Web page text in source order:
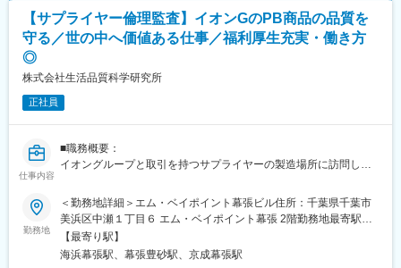
■当社の将来ビジョン
目指すのは2028年3月期にグループ売上高500億、営業利益50億
の出店を予定しています。
岐にわたります。家庭内や事業所において日常的に発生している
ごみをいかに減らしていくか、効率的に分別するにはどうしたら
よいかという問題。家庭や事業所から発生したごみをどのように
った問題。地球規模では、温暖化問題にもごみ処理は大きく影響
術力により、問題解決の支援をしていきたいと考えています。市
民の方々、廃棄物処理・処分・管理等に係る担当者の方々、研究
当社の強みです。
変更の範囲：会社の定める業務
【サプライヤー倫理監査】イオンGのPB商品の品質を
守る／世の中へ価値ある仕事／福利厚生充実・働き方
◎
株式会社生活品質科学研究所
正社員
仕事内容
■職務概要：
イオングループと取引を持つサプライヤーの製造場所に訪問し、
■職務詳細：※外出、出張が多くなります。（月１５日程度）
・労務管理・職場環境などの取組み調査、具体的には、イオング
ループ独自の「イオンサプライヤー取引行動規範」に基づく監査
・サプライヤー様の製造場所へ訪問、チェック項目をもとに1.5日
で調査・確認、報告書の作成ならびに改善活動
勤務地
＜勤務地詳細＞エム・ベイポイント幕張ビル住所：千葉県千葉市
美浜区中瀬１丁目６ エム・ベイポイント幕張 2階勤務地最寄駅：
海浜幕張駅受動喫煙対策：敷地内全面禁煙変更の範囲：会社の定
める事業所
【最寄り駅】
海浜幕張駅、幕張豊砂駅、京成幕張駅